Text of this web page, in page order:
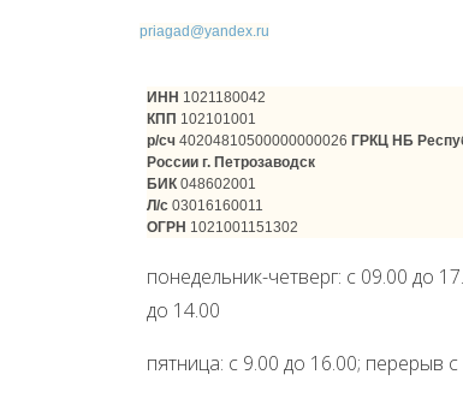
priagad@yandex.ru
ИНН 1021180042
КПП 102101001
р/сч 40204810500000000026 ГРКЦ НБ
России г. Петрозаводск
БИК 048602001
Л/с 03016160011
ОГРН 1021001151302
понедельник-четверг: с 09.00 до
до 14.00
пятница: с 9.00 до 16.00; перерыв